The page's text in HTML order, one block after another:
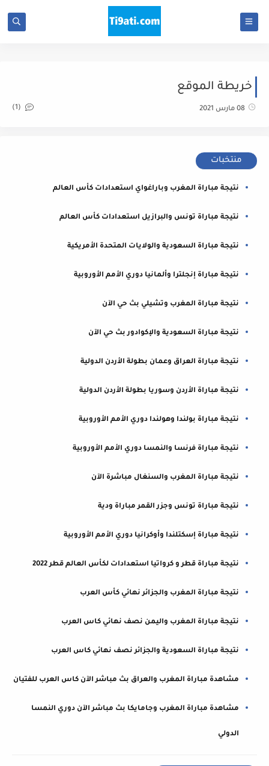
خريطة الموقع
08 مارس 2021 (1)
منتخبات
نتيجة مباراة المغرب وباراغواي استعدادات كأس العالم
نتيجة مباراة تونس والبرازيل استعدادات كأس العالم
نتيجة مباراة السعودية والولايات المتحدة الأمريكية
نتيجة مباراة إنجلترا وألمانيا دوري الأمم الأوروبية
نتيجة مباراة المغرب وتشيلي بث حي الآن
نتيجة مباراة السعودية والإكوادور بث حي الآن
نتيجة مباراة العراق وعمان بطولة الأردن الدولية
نتيجة مباراة الأردن وسوريا بطولة الأردن الدولية
نتيجة مباراة بولندا وهولندا دوري الأمم الأوروبية
نتيجة مباراة فرنسا والنمسا دوري الأمم الأوروبية
نتيجة مباراة المغرب والسنغال مباشرة الآن
نتيجة مباراة تونس وجزر القمر مباراة ودية
نتيجة مباراة إسكتلندا وأوكرانيا دوري الأمم الأوروبية
نتيجة مباراة قطر و كرواتيا استعدادات لكأس العالم قطر 2022
نتيجة مباراة المغرب والجزائر نهائي كأس العرب
نتيجة مباراة المغرب واليمن نصف نهائي كاس العرب
نتيجة مباراة السعودية والجزائر نصف نهائي كاس العرب
مشاهدة مباراة المغرب والعراق بث مباشر الآن كاس العرب للفتيان
مشاهدة مباراة المغرب وجامايكا بث مباشر الآن دوري النمسا
الدولي